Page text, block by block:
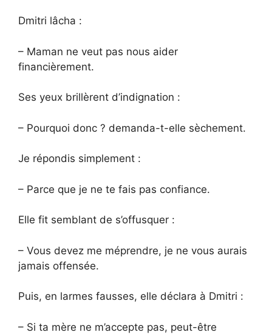
Dmitri lâcha :
– Maman ne veut pas nous aider
financièrement.
Ses yeux brillèrent d’indignation :
– Pourquoi donc ? demanda-t-elle sèchement.
Je répondis simplement :
– Parce que je ne te fais pas confiance.
Elle fit semblant de s’offusquer :
– Vous devez me méprendre, je ne vous aurais
jamais offensée.
Puis, en larmes fausses, elle déclara à Dmitri :
– Si ta mère ne m’accepte pas, peut-être